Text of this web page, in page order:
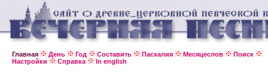
Главная День Год Составить Пасхалия Месяцеслов
Поиск
Настройки
Справка In english